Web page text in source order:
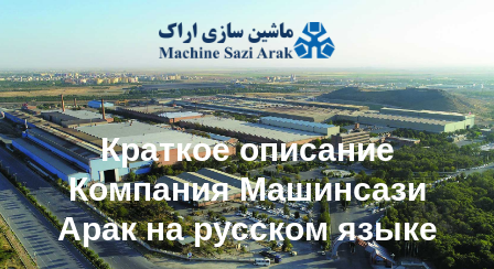
محتوا
Краткое описание
Компания Машинсази
Арак на русском языке